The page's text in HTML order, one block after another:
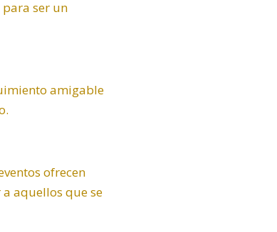
ser un
amigable
ofrecen
aquellos que se